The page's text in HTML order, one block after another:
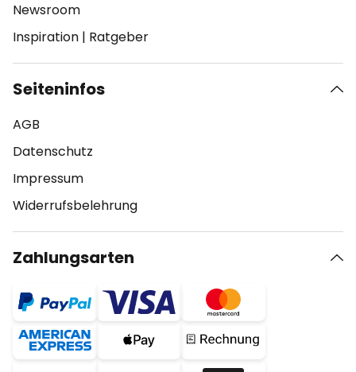
Newsroom
Inspiration | Ratgeber
Seiteninfos
AGB
Datenschutz
Impressum
Widerrufsbelehrung
Zahlungsarten